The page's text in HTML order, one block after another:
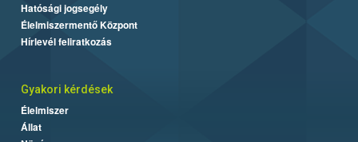
Hatósági jogsegély
Élelmiszermentő Központ
Hírlevél feliratkozás
Gyakori kérdések
Élelmiszer
Állat